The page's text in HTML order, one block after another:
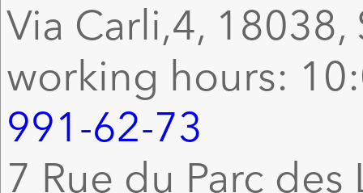
Via Carli,4, 18038,
working hours:
991-62-73
7 Rue du Parc